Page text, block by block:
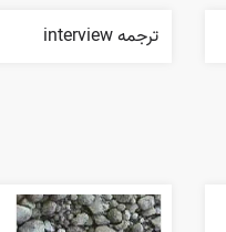
ترجمه interview